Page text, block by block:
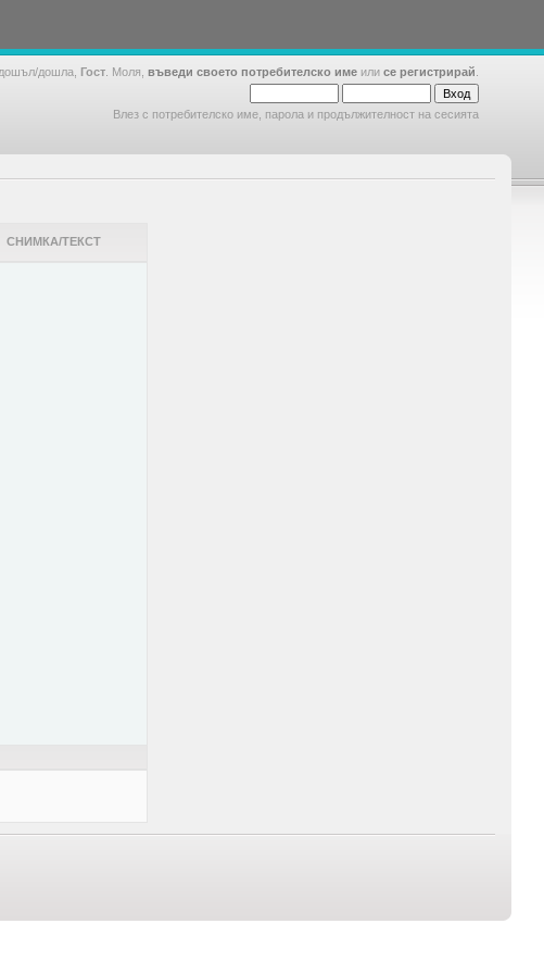
дошла, Гост . Моля, въведи своето потребителско име или се регистрирай
Влез с потребителско име, парола и продължителност на сесията
СНИМКА/ТЕКСТ